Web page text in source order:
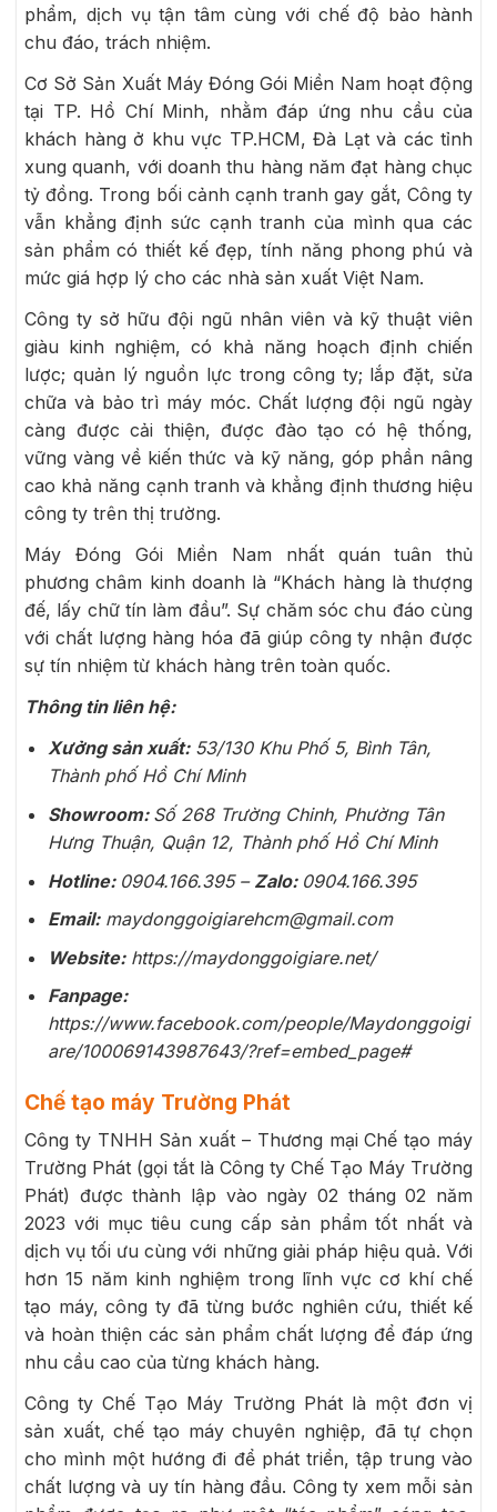
phẩm, dịch vụ tận tâm cùng với chế độ bảo hành
chu đáo, trách nhiệm.
Cơ Sở Sản Xuất Máy Đóng Gói Miền Nam hoạt động
tại TP. Hồ Chí Minh, nhằm đáp ứng nhu cầu của
khách hàng ở khu vực TP.HCM, Đà Lạt và các tỉnh
xung quanh, với doanh thu hàng năm đạt hàng chục
tỷ đồng. Trong bối cảnh cạnh tranh gay gắt, Công ty
vẫn khẳng định sức cạnh tranh của mình qua các
sản phẩm có thiết kế đẹp, tính năng phong phú và
mức giá hợp lý cho các nhà sản xuất Việt Nam.
Công ty sở hữu đội ngũ nhân viên và kỹ thuật viên
giàu kinh nghiệm, có khả năng hoạch định chiến
lược; quản lý nguồn lực trong công ty; lắp đặt, sửa
chữa và bảo trì máy móc. Chất lượng đội ngũ ngày
càng được cải thiện, được đào tạo có hệ thống,
vững vàng về kiến thức và kỹ năng, góp phần nâng
cao khả năng cạnh tranh và khẳng định thương hiệu
công ty trên thị trường.
Máy Đóng Gói Miền Nam nhất quán tuân thủ
phương châm kinh doanh là “Khách hàng là thượng
đế, lấy chữ tín làm đầu”. Sự chăm sóc chu đáo cùng
với chất lượng hàng hóa đã giúp công ty nhận được
sự tín nhiệm từ khách hàng trên toàn quốc.
Thông tin liên hệ:
Xưởng sản xuất:53/130 Khu Phố 5, Bình Tân,
Thành phố Hồ Chí Minh
Showroom: Số 268 Trường Chinh, Phường Tân
Hưng Thuận, Quận 12, Thành phố Hồ Chí Minh
Hotline: 0904.166.395 – Zalo: 0904.166.395
Email:maydonggoigiarehcm@gmail.com
Website:https://maydonggoigiare.net/
Fanpage:
https://www.facebook.com/people/Maydonggoigi
are/100069143987643/?ref=embed_page#
Chế tạo máy Trường Phát
Công ty TNHH Sản xuất – Thương mại Chế tạo máy
Trường Phát (gọi tắt là Công ty Chế Tạo Máy Trường
Phát) được thành lập vào ngày 02 tháng 02 năm
2023 với mục tiêu cung cấp sản phẩm tốt nhất và
dịch vụ tối ưu cùng với những giải pháp hiệu quả. Với
hơn 15 năm kinh nghiệm trong lĩnh vực cơ khí chế
tạo máy, công ty đã từng bước nghiên cứu, thiết kế
và hoàn thiện các sản phẩm chất lượng để đáp ứng
nhu cầu cao của từng khách hàng.
Công ty Chế Tạo Máy Trường Phát là một đơn vị
sản xuất, chế tạo máy chuyên nghiệp, đã tự chọn
cho mình một hướng đi để phát triển, tập trung vào
chất lượng và uy tín hàng đầu. Công ty xem mỗi sản